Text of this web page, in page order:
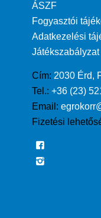
ÁSZF
Fogyasztói
Adatkezelési
Játékszabályzat
Cím: 2030 Érd,
Tel.: +36 (23)
Email:
Fizetési